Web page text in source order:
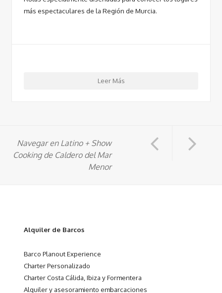
más espectaculares de la Región de Murcia.
Leer Más
Navegar en Latino + Show
Cooking de Caldero del Mar
Menor
Alquiler de Barcos
Barco Planout Experience
Charter Personalizado
Charter Costa Cálida, Ibiza y Formentera
Alquiler y asesoramiento embarcaciones